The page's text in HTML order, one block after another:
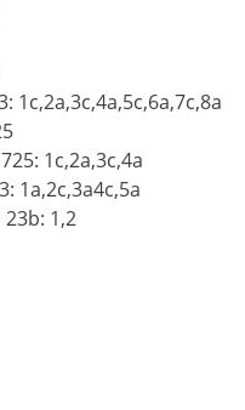
1c,2a,3c,4a,5c,6a,7c,8a
1c,2a,3c,4a
1a,2c,3a4c,5a
23b: 1,2